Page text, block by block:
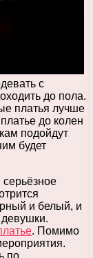
с
до пола.
платья лучше
до колен
подойдут
будет
серьёзное
и белый, и
. Помимо
по